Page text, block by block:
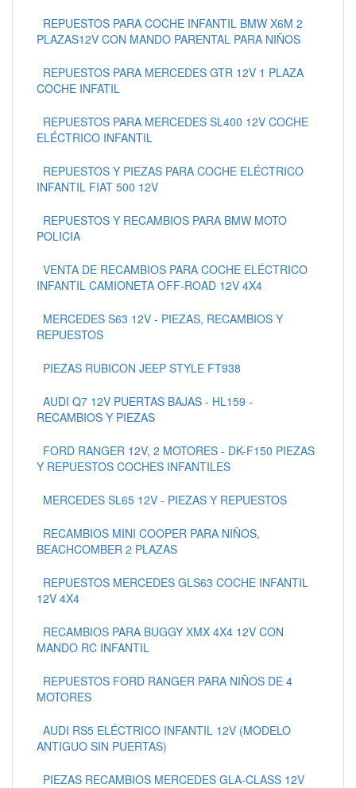
REPUESTOS PARA COCHE INFANTIL BMW X6M 2
PLAZAS12V CON MANDO PARENTAL PARA NIÑOS
REPUESTOS PARA MERCEDES GTR 12V 1 PLAZA
COCHE INFATIL
REPUESTOS PARA MERCEDES SL400 12V COCHE
ELÉCTRICO INFANTIL
REPUESTOS Y PIEZAS PARA COCHE ELÉCTRICO
INFANTIL FIAT 500 12V
REPUESTOS Y RECAMBIOS PARA BMW MOTO
POLICIA
VENTA DE RECAMBIOS PARA COCHE ELÉCTRICO
INFANTIL CAMIONETA OFF-ROAD 12V 4X4
MERCEDES S63 12V - PIEZAS, RECAMBIOS Y
REPUESTOS
PIEZAS RUBICON JEEP STYLE FT938
AUDI Q7 12V PUERTAS BAJAS - HL159 -
RECAMBIOS Y PIEZAS
FORD RANGER 12V, 2 MOTORES - DK-F150 PIEZAS
Y REPUESTOS COCHES INFANTILES
MERCEDES SL65 12V - PIEZAS Y REPUESTOS
RECAMBIOS MINI COOPER PARA NIÑOS,
BEACHCOMBER 2 PLAZAS
REPUESTOS MERCEDES GLS63 COCHE INFANTIL
12V 4X4
RECAMBIOS PARA BUGGY XMX 4X4 12V CON
MANDO RC INFANTIL
REPUESTOS FORD RANGER PARA NIÑOS DE 4
MOTORES
AUDI RS5 ELÉCTRICO INFANTIL 12V (MODELO
ANTIGUO SIN PUERTAS)
PIEZAS RECAMBIOS MERCEDES GLA-CLASS 12V